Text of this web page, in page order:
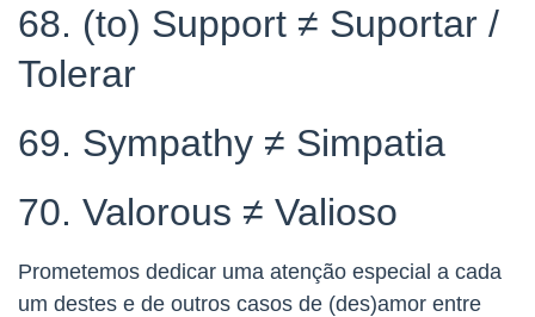
68. (to) Support ≠ Suportar /
Tolerar
69. Sympathy ≠ Simpatia
70. Valorous ≠ Valioso
Prometemos dedicar uma atenção especial a cada
um destes e de outros casos de (des)amor entre